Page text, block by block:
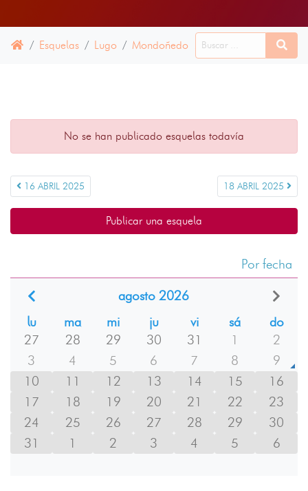
Esquelas Lugo Mondoñedo 17 ABRIL 2025
No se han publicado esquelas todavía
16 ABRIL 2025 18 ABRIL 2025
Publicar una esquela
Por fecha
agosto 2026
lu
ma mi ju vi sá
do
27
28 29 30 31 1
2
3
4 5 6 7 8
9
10
11 12 13 14 15
16
17
18 19 20 21 22
23
24
25 26 27 28 29
30
31
1 2 3 4 5 6